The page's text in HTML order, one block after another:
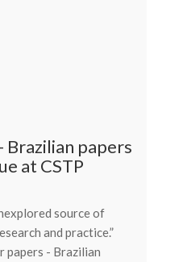
Brazilian papers
at CSTP
source of
and practice.”
papers - Brazilian